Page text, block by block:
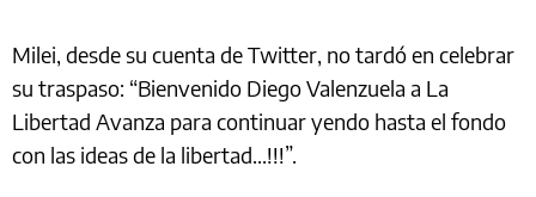
Milei, desde su cuenta de Twitter, no tardó en celebrar
su traspaso: “Bienvenido Diego Valenzuela a La
Libertad Avanza para continuar yendo hasta el fondo
con las ideas de la libertad...!!!”.